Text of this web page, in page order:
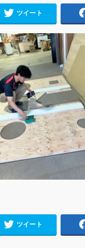
ツイート
ツイート